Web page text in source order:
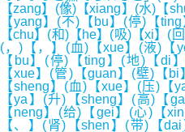
【zang】(像)【xiang】(水)【
【yang】(不)【bu】(停)【
【chu】(和)【he】(吸)【xi】(
(，)【，】(血)【xue】(液)【
【bu】(停)【ting】(地)【di
【xue】(管)【guan】(壁)【
【sheng】(血)【xue】(压)【
【ya】(升)【sheng】(高)【
【neng】(给)【gei】(心)【
【、】(肾)【shen】(带)【